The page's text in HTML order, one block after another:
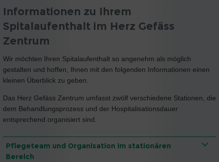
Informationen zu Ihrem
Spitalaufenthalt im Herz Gefäss
Zentrum
Wir möchten Ihren Spitalaufenthalt so angenehm als möglich
gestalten und hoffen, Ihnen mit den folgenden Informationen einen
kleinen Überblick zu geben.
Das Herz Gefäss Zentrum umfasst zwölf verschiedene Stationen, die
dem Behandlungsprozess und der Hospitalisationsdauer
entsprechend organisiert sind.
Pflegeteam und Organisation im stationären
Bereich